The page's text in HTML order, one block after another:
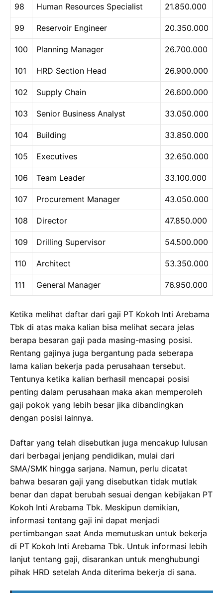
98 Human Resources Specialist 21.850.000
99 Reservoir Engineer 20.350.000
100 Planning Manager 26.700.000
101 HRD Section Head 26.900.000
102 Supply Chain 26.600.000
103 Senior Business Analyst 33.050.000
104 Building 33.850.000
105 Executives 32.650.000
106 Team Leader 33.100.000
107 Procurement Manager 43.050.000
108 Director 47.850.000
109 Drilling Supervisor 54.500.000
110 Architect 53.350.000
111 General Manager 76.950.000
Ketika melihat daftar dari gaji PT Kokoh Inti Arebama
Tbk di atas maka kalian bisa melihat secara jelas
berapa besaran gaji pada masing-masing posisi.
Rentang gajinya juga bergantung pada seberapa
lama kalian bekerja pada perusahaan tersebut.
Tentunya ketika kalian berhasil mencapai posisi
penting dalam perusahaan maka akan memperoleh
gaji pokok yang lebih besar jika dibandingkan
dengan posisi lainnya.
Daftar yang telah disebutkan juga mencakup lulusan
dari berbagai jenjang pendidikan, mulai dari
SMA/SMK hingga sarjana. Namun, perlu dicatat
bahwa besaran gaji yang disebutkan tidak mutlak
benar dan dapat berubah sesuai dengan kebijakan PT
Kokoh Inti Arebama Tbk. Meskipun demikian,
informasi tentang gaji ini dapat menjadi
pertimbangan saat Anda memutuskan untuk bekerja
di PT Kokoh Inti Arebama Tbk. Untuk informasi lebih
lanjut tentang gaji, disarankan untuk menghubungi
pihak HRD setelah Anda diterima bekerja di sana.